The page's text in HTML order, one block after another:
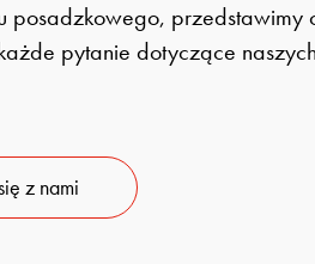
posadzkowego, przedstawimy
pytanie dotyczące naszych
z nami